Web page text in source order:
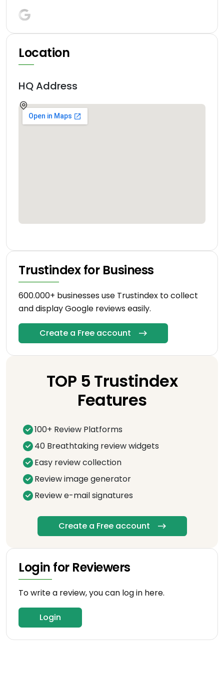
Location
HQ Address
Trustindex for Business
600.000+ businesses use Trustindex to collect
and display Google reviews easily.
Create a Free account
TOP 5 Trustindex
Features
100+ Review Platforms
40 Breathtaking review widgets
Easy review collection
Review image generator
Review e-mail signatures
Create a Free account
Login for Reviewers
To write a review, you can log in here.
Login